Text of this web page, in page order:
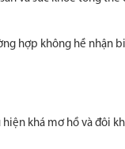
hợp không hề nhận
khá mơ hồ và đôi